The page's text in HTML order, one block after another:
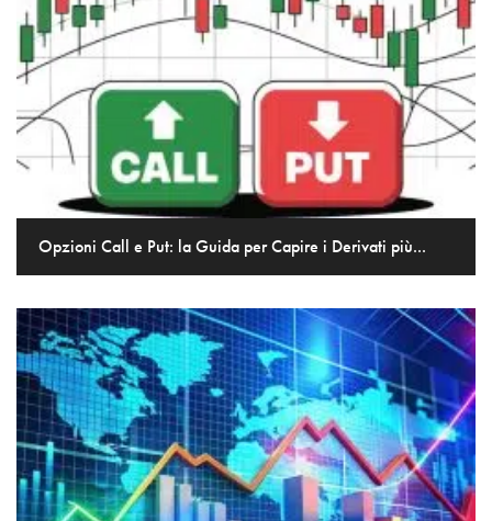
Opzioni Call e Put: la Guida per Capire i Derivati più...